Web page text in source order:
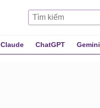
Claude ChatGPT Gemini